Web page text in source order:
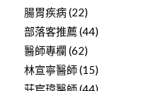
腸胃疾病(22)
部落客推薦 (44)
醫師專欄 (62)
林宣寧醫師(15)